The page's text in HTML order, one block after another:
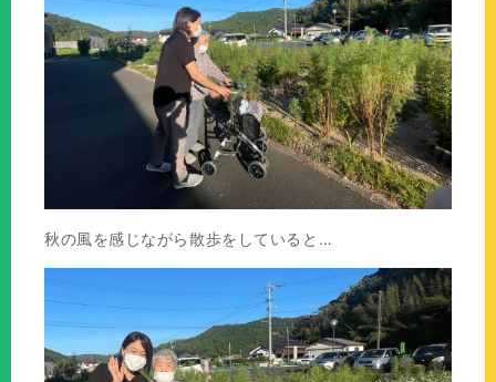
秋の風を感じながら散歩をしていると…